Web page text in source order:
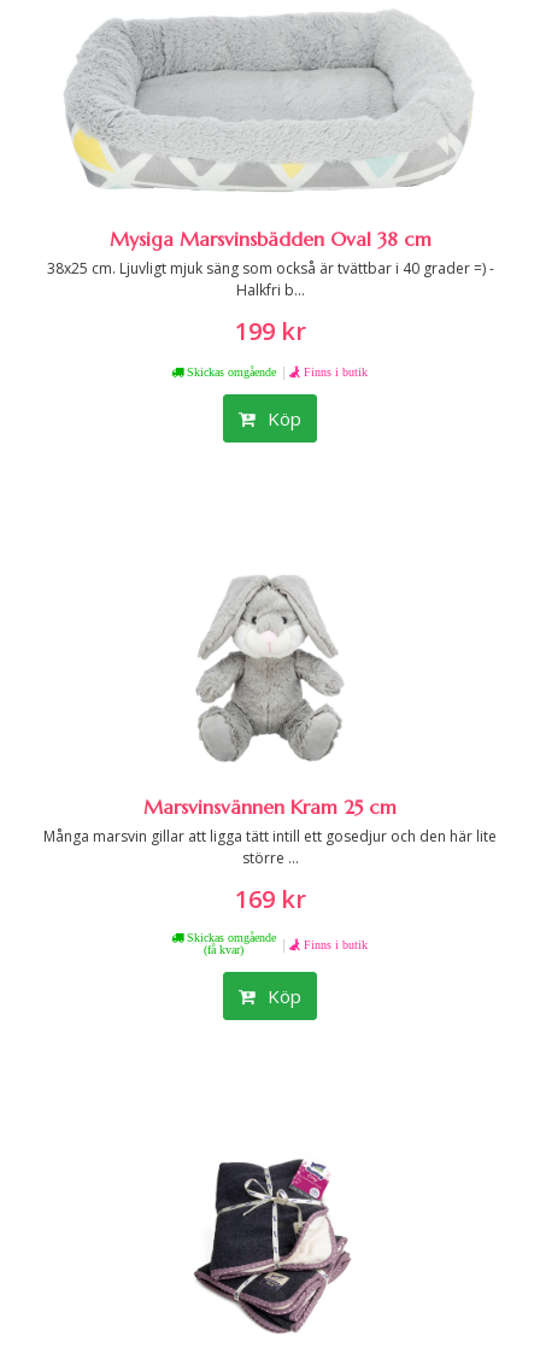
Mysiga Marsvinsbädden Oval 38 cm
38x25 cm. Ljuvligt mjuk säng som också är tvättbar i 40 grader =) -
Halkfri b...
199 kr
Skickas omgående | Finns i butik
Köp
Marsvinsvännen Kram 25 cm
Många marsvin gillar att ligga tätt intill ett gosedjur och den här lite
större ...
169 kr
Skickas omgående
(få kvar)
| Finns i butik
Köp